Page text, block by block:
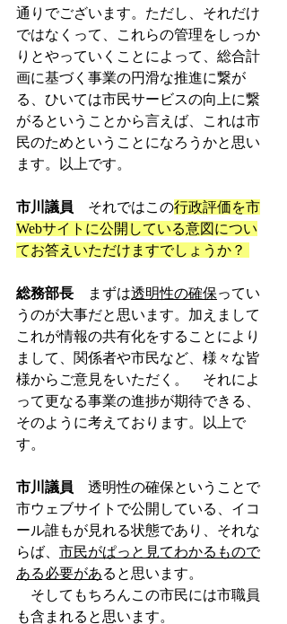
通りでございます。ただし、それだけ
ではなくって、これらの管理をしっか
りとやっていくことによって、総合計
画に基づく事業の円滑な推進に繋が
る、ひいては市民サービスの向上に繋
がるということから言えば、これは市
民のためということになろうかと思い
ます。以上です。
市川議員 それではこの行政評価を市
Webサイトに公開している意図につい
てお答えいただけますでしょうか？
総務部長 まずは透明性の確保ってい
うのが大事だと思います。加えまして
これが情報の共有化をすることにより
まして、関係者や市民など、様々な皆
様からご意見をいただく。　それによ
って更なる事業の進捗が期待できる、
そのように考えております。以上で
す。
市川議員 透明性の確保ということで
市ウェブサイトで公開している、イコ
ール誰もが見れる状態であり、それな
らば、 市民がぱっと見てわかるもので
ある必要があると思います。
そしてもちろんこの市民には市職員
も含まれると思います。